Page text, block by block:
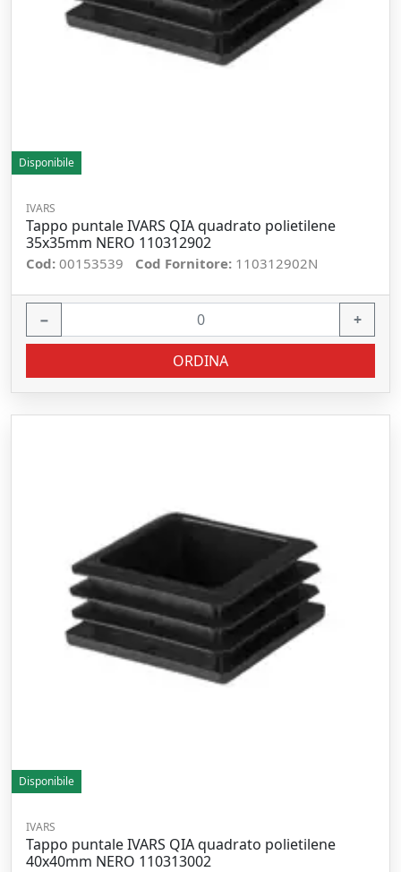
Disponibile
IVARS
Tappo puntale IVARS QIA quadrato polietilene
35x35mm NERO 110312902
Cod: 00153539 Cod Fornitore: 110312902N
− +
ORDINA
Disponibile
IVARS
Tappo puntale IVARS QIA quadrato polietilene
40x40mm NERO 110313002